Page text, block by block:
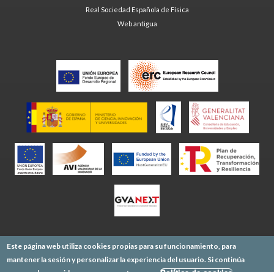
Real Sociedad Española de Física
Web antigua
Este página web utiliza cookies propias para su funcionamiento, para
mantener la sesión y personalizar la experiencia del usuario. Si continúa